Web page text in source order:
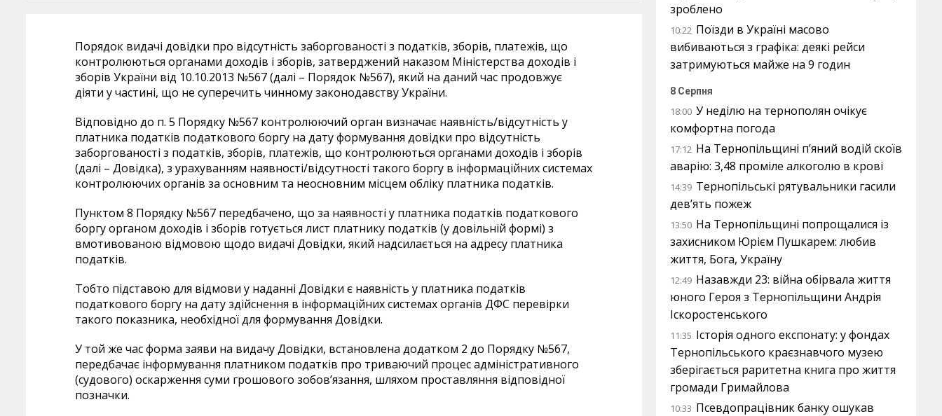
Порядок видачі довідки про відсутність заборгованості з податків, зборів, платежів, що
контролюються органами доходів і зборів, затверджений наказом Міністерства доходів і
зборів України від 10.10.2013 №567 (далі – Порядок №567), який на даний час продовжує
діяти у частині, що не суперечить чинному законодавству України.
Відповідно до п. 5 Порядку №567 контролюючий орган визначає наявність/відсутність у
платника податків податкового боргу на дату формування довідки про відсутність
заборгованості з податків, зборів, платежів, що контролюються органами доходів і зборів
(далі – Довідка), з урахуванням наявності/відсутності такого боргу в інформаційних системах
контролюючих органів за основним та неосновним місцем обліку платника податків.
Пунктом 8 Порядку №567 передбачено, що за наявності у платника податків податкового
боргу органом доходів і зборів готується лист платнику податків (у довільній формі) з
вмотивованою відмовою щодо видачі Довідки, який надсилається на адресу платника
податків.
Тобто підставою для відмови у наданні Довідки є наявність у платника податків
податкового боргу на дату здійснення в інформаційних системах органів ДФС перевірки
такого показника, необхідної для формування Довідки.
У той же час форма заяви на видачу Довідки, встановлена додатком 2 до Порядку №567,
передбачає інформування платником податків про триваючий процес адміністративного
(судового) оскарження суми грошового зобов’язання, шляхом проставляння відповідної
позначки.
зроблено
10:22 Поїзди в Україні масово
вибиваються з графіка: деякі рейси
затримуються майже на 9 годин
8 Серпня
18:00 У неділю на тернополян очікує
комфортна погода
17:12 На Тернопільщині п’яний водій скоїв
аварію: 3,48 проміле алкоголю в крові
14:39 Тернопільські рятувальники гасили
дев’ять пожеж
13:50 На Тернопільщині попрощалися із
захисником Юрієм Пушкарем: любив
життя, Бога, Україну
12:49 Назавжди 23: війна обірвала життя
юного Героя з Тернопільщини Андрія
Іскоростенського
11:35 Історія одного експонату: у фондах
Тернопільського краєзнавчого музею
зберігається раритетна книга про життя
громади Гримайлова
10:33 Псевдопрацівник банку ошукав